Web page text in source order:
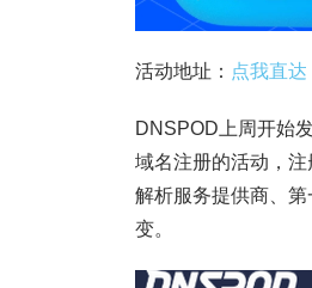
活动地址： 点我直达
DNSPOD上周开始
域名注册的活动，注
解析服务提供商、
变。